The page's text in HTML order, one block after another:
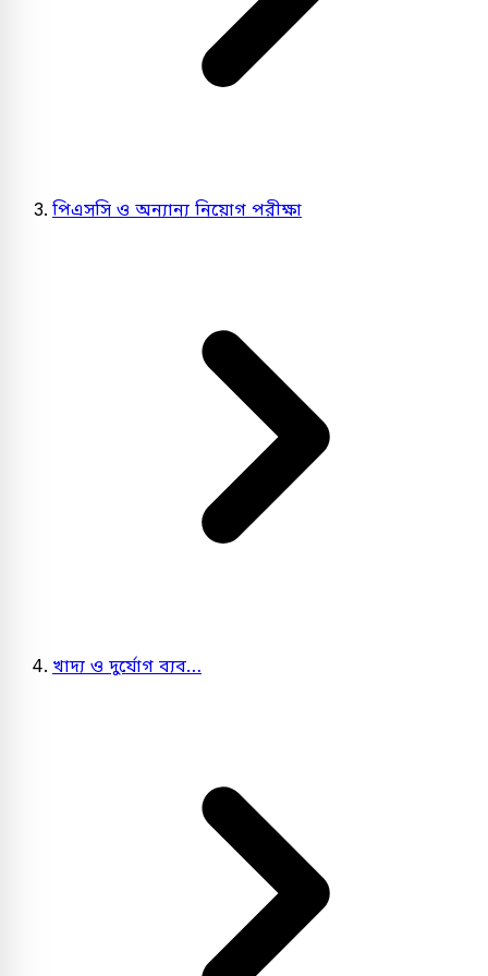
পিএসসি ও অন্যান্য নিয়োগ পরীক্ষা
খাদ্য ও দুর্যোগ ব্যব…